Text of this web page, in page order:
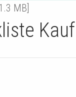
MB]